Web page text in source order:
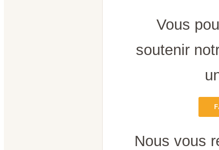
Vous
soutenir
Nous vous